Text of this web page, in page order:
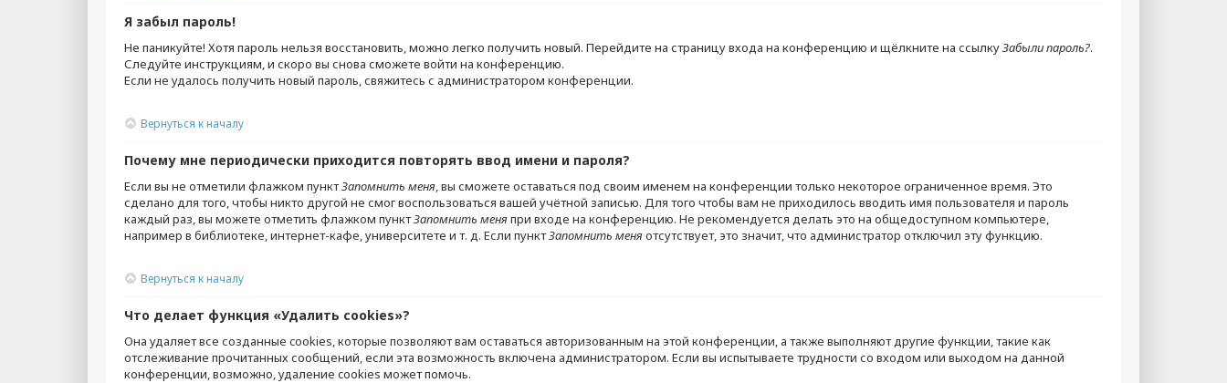
Я забыл пароль!
Не паникуйте! Хотя пароль нельзя восстановить, можно легко получить новый. Перейдите на страницу входа на конференцию и щёлкните на ссылкуЗабыли пароль?.
Следуйте инструкциям, и скоро вы снова сможете войти на конференцию.
Если не удалось получить новый пароль, свяжитесь с администратором конференции.
Вернуться к началу
Почему мне периодически приходится повторять ввод имени и пароля?
Если вы не отметили флажком пунктЗапомнить меня, вы сможете оставаться под своим именем на конференции только некоторое ограниченное время. Это
сделано для того, чтобы никто другой не смог воспользоваться вашей учётной записью. Для того чтобы вам не приходилось вводить имя пользователя и пароль
каждый раз, вы можете отметить флажком пунктЗапомнить меняпри входе на конференцию. Не рекомендуется делать это на общедоступном компьютере,
например в библиотеке, интернет-кафе, университете и т. д. Если пунктЗапомнить меняотсутствует, это значит, что администратор отключил эту функцию.
Вернуться к началу
Что делает функция «Удалить cookies»?
Она удаляет все созданные cookies, которые позволяют вам оставаться авторизованным на этой конференции, а также выполняют другие функции, такие как
отслеживание прочитанных сообщений, если эта возможность включена администратором. Если вы испытываете трудности со входом или выходом на данной
конференции, возможно, удаление cookies может помочь.